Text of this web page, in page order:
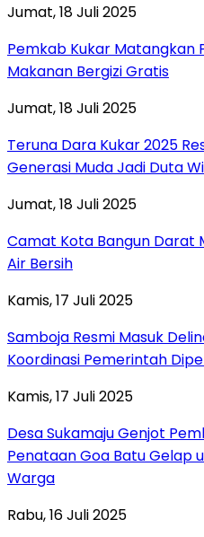
Jumat, 18 Juli 2025
Pemkab Kukar Matangkan
Makanan Bergizi Gratis
Jumat, 18 Juli 2025
Teruna Dara Kukar 2025
Generasi Muda Jadi Duta
Jumat, 18 Juli 2025
Camat Kota Bangun Darat
Air Bersih
Kamis, 17 Juli 2025
Samboja Resmi Masuk
Koordinasi Pemerintah
Kamis, 17 Juli 2025
Desa Sukamaju Genjot
Penataan Goa Batu Gelap
Warga
Rabu, 16 Juli 2025